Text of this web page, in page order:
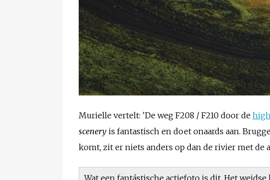
Murielle vertelt: 'De weg F208 / F210 door de
scenery is fantastisch en doet onaards aan.
komt, zit er niets anders op dan de rivier met de